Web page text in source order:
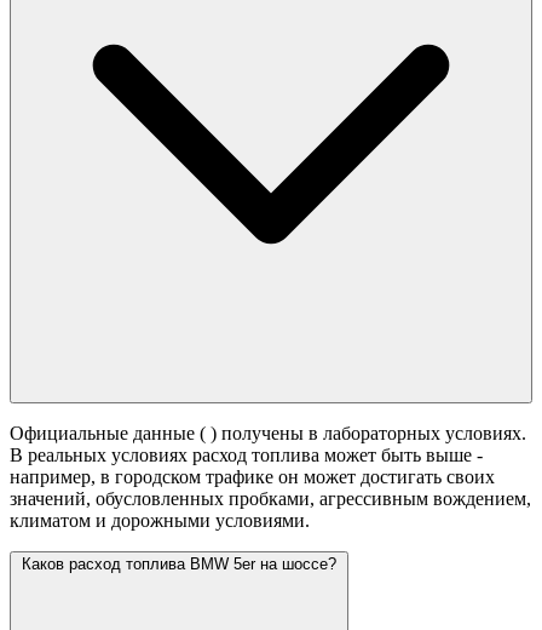
Официальные данные ( ) получены в лабораторных условиях.
В реальных условиях расход топлива может быть выше -
например, в городском трафике он может достигать своих
значений, обусловленных пробками, агрессивным вождением,
климатом и дорожными условиями.
Каков расход топлива BMW 5er на шоссе?